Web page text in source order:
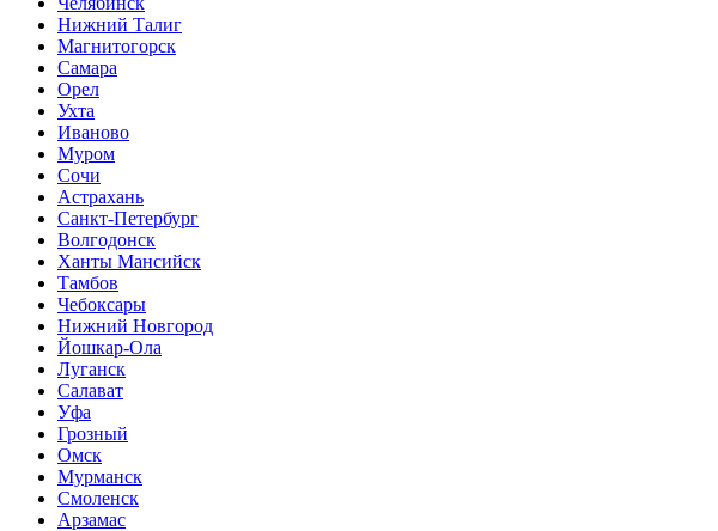
Нижний Талиг
Магнитогорск
Самара
Орел
Ухта
Иваново
Муром
Сочи
Астрахань
Санкт-Петербург
Волгодонск
Ханты Мансийск
Тамбов
Чебоксары
Нижний Новгород
Йошкар-Ола
Луганск
Салават
Уфа
Грозный
Омск
Мурманск
Смоленск
Арзамас